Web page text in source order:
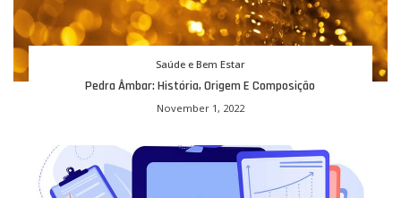
Saúde e Bem Estar
Pedra Âmbar: História, Origem E Composição
November 1, 2022